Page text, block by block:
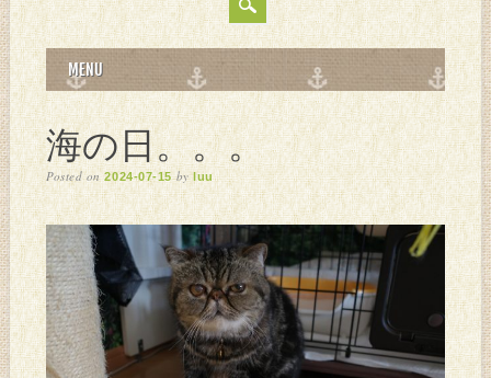
MAIN MENU
to
content
MENU
海の日。。。
Posted on2024-07-15 byluu